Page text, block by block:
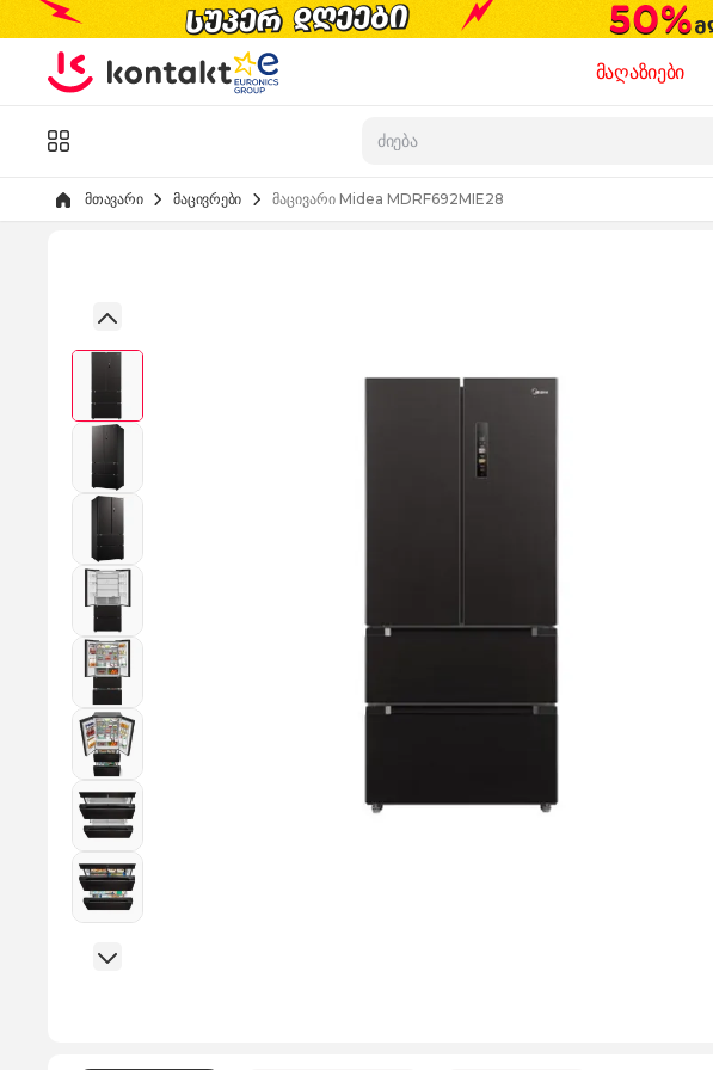
Skip to Content
მაღაზიები
მთავარი მაცივრები მაცივარი Midea MDRF692MIE28